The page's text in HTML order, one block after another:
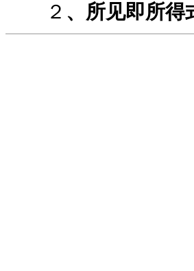
２ 、所见即所得